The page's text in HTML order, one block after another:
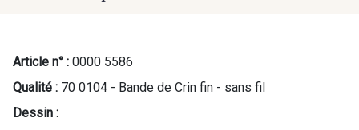
Article n° : 0000 5586
Qualité : 70 0104 - Bande de Crin fin - sans fil
Dessin :
Cadeau : 10% offerts sur votre